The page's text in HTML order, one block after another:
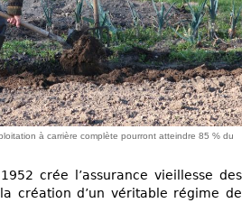
à carrière complète pourront atteindre 85 % du
crée l’assurance vieillesse des
création d’un véritable régime de